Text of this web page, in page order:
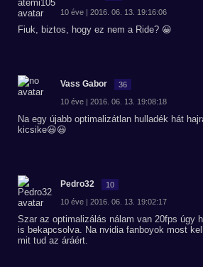
10 éve | 2016. 06. 13. 19:16:06
Fiuk, biztos, hogy ez nem a Ride? 😀
Vass Gabor 36
10 éve | 2016. 06. 13. 19:08:18
Na egy újabb optimalizátlan hulladék hát
kicsike😃😃
Pedro32 10
10 éve | 2016. 06. 13. 19:02:17
Szar az optimalizálás nálam van 20fps úgy
is bekapcsolva. Na nvidia fanboyok most
mit tud az áráért.